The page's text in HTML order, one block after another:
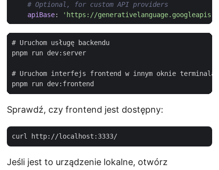
# Optional, for custom API providers
apiBase: 'https://
# Uruchom usługę backendu
pnpm run dev:server
# Uruchom interfejs frontend w innym oknie terminala
Sprawdź, czy frontend jest dostępny:
Jeśli jest to urządzenie lokalne, otwórz